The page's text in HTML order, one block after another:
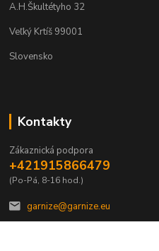
A.H.Škultétyho 32
Veľký Krtíš 99001
Slovensko
Kontakty
Zákaznická podpora
+421915866479
(Po-Pá, 8-16 hod.)
garnize@garnize.eu